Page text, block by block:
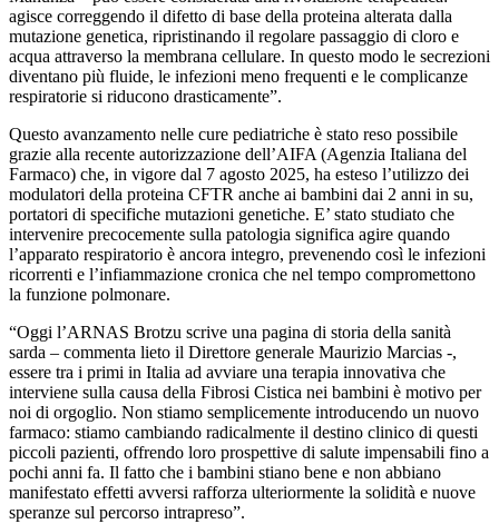
agisce correggendo il difetto di base della proteina alterata dalla
mutazione genetica, ripristinando il regolare passaggio di cloro e
acqua attraverso la membrana cellulare. In questo modo le secrezioni
diventano più fluide, le infezioni meno frequenti e le complicanze
respiratorie si riducono drasticamente”.
Questo avanzamento nelle cure pediatriche è stato reso possibile
grazie alla recente autorizzazione dell’AIFA (Agenzia Italiana del
Farmaco) che, in vigore dal 7 agosto 2025, ha esteso l’utilizzo dei
modulatori della proteina CFTR anche ai bambini dai 2 anni in su,
portatori di specifiche mutazioni genetiche. E’ stato studiato che
intervenire precocemente sulla patologia significa agire quando
l’apparato respiratorio è ancora integro, prevenendo così le infezioni
ricorrenti e l’infiammazione cronica che nel tempo compromettono
la funzione polmonare.
“Oggi l’ARNAS Brotzu scrive una pagina di storia della sanità
sarda – commenta lieto il Direttore generale Maurizio Marcias -,
essere tra i primi in Italia ad avviare una terapia innovativa che
interviene sulla causa della Fibrosi Cistica nei bambini è motivo per
noi di orgoglio. Non stiamo semplicemente introducendo un nuovo
farmaco: stiamo cambiando radicalmente il destino clinico di questi
piccoli pazienti, offrendo loro prospettive di salute impensabili fino a
pochi anni fa. Il fatto che i bambini stiano bene e non abbiano
manifestato effetti avversi rafforza ulteriormente la solidità e nuove
speranze sul percorso intrapreso”.